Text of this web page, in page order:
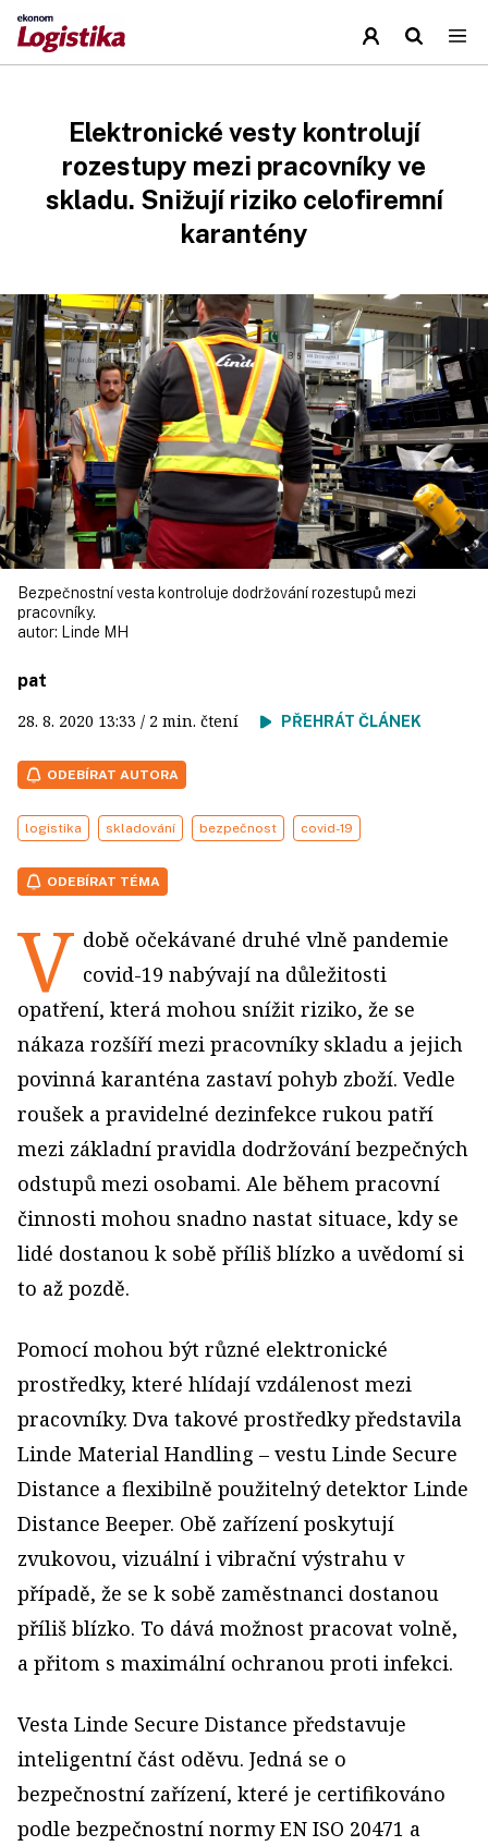
Elektronické vesty kontrolují
rozestupy mezi pracovníky ve
skladu. Snižují riziko celofiremní
karantény
Bezpečnostní vesta kontroluje dodržování rozestupů mezi
pracovníky.
autor:
Linde MH
pat
28. 8. 2020 13:33 / 2 min. čtení PŘEHRÁT ČLÁNEK
ODEBÍRAT AUTORA
logistika skladování bezpečnost covid-19
ODEBÍRAT TÉMA
V době očekávané druhé vlně pandemie
covid-19 nabývají na důležitosti
opatření, která mohou snížit riziko, že se
nákaza rozšíří mezi pracovníky skladu a jejich
povinná karanténa zastaví pohyb zboží. Vedle
roušek a pravidelné dezinfekce rukou patří
mezi základní pravidla dodržování bezpečných
odstupů mezi osobami. Ale během pracovní
činnosti mohou snadno nastat situace, kdy se
lidé dostanou k sobě příliš blízko a uvědomí si
to až pozdě.
Pomocí mohou být různé elektronické
prostředky, které hlídají vzdálenost mezi
pracovníky. Dva takové prostředky představila
Linde Material Handling – vestu Linde Secure
Distance a flexibilně použitelný detektor Linde
Distance Beeper. Obě zařízení poskytují
zvukovou, vizuální i vibrační výstrahu v
případě, že se k sobě zaměstnanci dostanou
příliš blízko. To dává možnost pracovat volně,
a přitom s maximální ochranou proti infekci.
Vesta Linde Secure Distance představuje
inteligentní část oděvu. Jedná se o
bezpečnostní zařízení, které je certifikováno
podle bezpečnostní normy EN ISO 20471 a